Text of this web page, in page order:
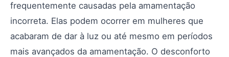
frequentemente causadas pela amamentação
incorreta. Elas podem ocorrer em mulheres que
acabaram de dar à luz ou até mesmo em períodos
mais avançados da amamentação. O desconforto